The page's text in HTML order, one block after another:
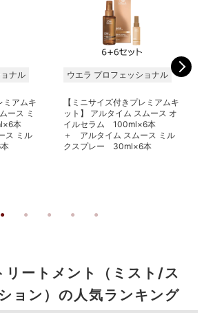
ナル
ミアムキ
ース ミ
本
ス ミル
ウエラ プロフェッショナル
【ミニサイズ付きプレミアムキ
ット】 アルタイム スムース オ
イルセラム 100ml×6本
＋ アルタイム スムース ミル
クスプレー 30ml×6本
リートメント（ミスト/ス
ョン）の人気ランキング